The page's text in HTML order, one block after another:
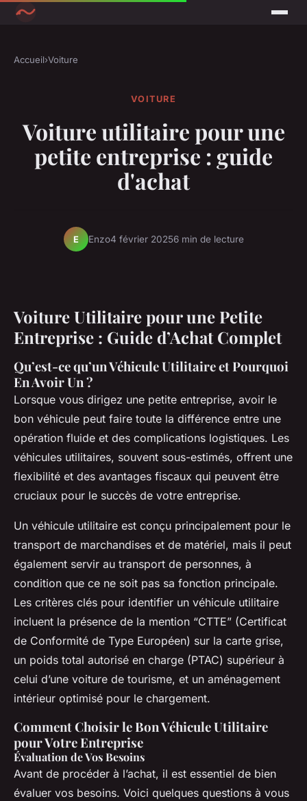
Accueil›Voiture
VOITURE
Voiture utilitaire pour une
petite entreprise : guide
d'achat
E Enzo4 février 20256 min de lecture
Voiture Utilitaire pour une Petite
Entreprise : Guide d’Achat Complet
Qu’est-ce qu’un Véhicule Utilitaire et Pourquoi
En Avoir Un ?
Lorsque vous dirigez une petite entreprise, avoir le
bon véhicule peut faire toute la différence entre une
opération fluide et des complications logistiques. Les
véhicules utilitaires, souvent sous-estimés, offrent une
flexibilité et des avantages fiscaux qui peuvent être
cruciaux pour le succès de votre entreprise.
Un véhicule utilitaire est conçu principalement pour le
transport de marchandises et de matériel, mais il peut
également servir au transport de personnes, à
condition que ce ne soit pas sa fonction principale.
Les critères clés pour identifier un véhicule utilitaire
incluent la présence de la mention “CTTE” (Certificat
de Conformité de Type Européen) sur la carte grise,
un poids total autorisé en charge (PTAC) supérieur à
celui d’une voiture de tourisme, et un aménagement
intérieur optimisé pour le chargement.
Comment Choisir le Bon Véhicule Utilitaire
pour Votre Entreprise
Évaluation de Vos Besoins
Avant de procéder à l’achat, il est essentiel de bien
évaluer vos besoins. Voici quelques questions à vous